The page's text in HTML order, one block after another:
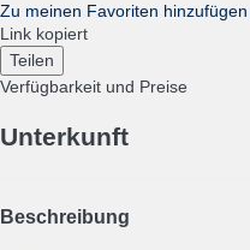
Zu meinen Favoriten hinzufügen
Link kopiert
Teilen
Verfügbarkeit und Preise
Unterkunft
Beschreibung